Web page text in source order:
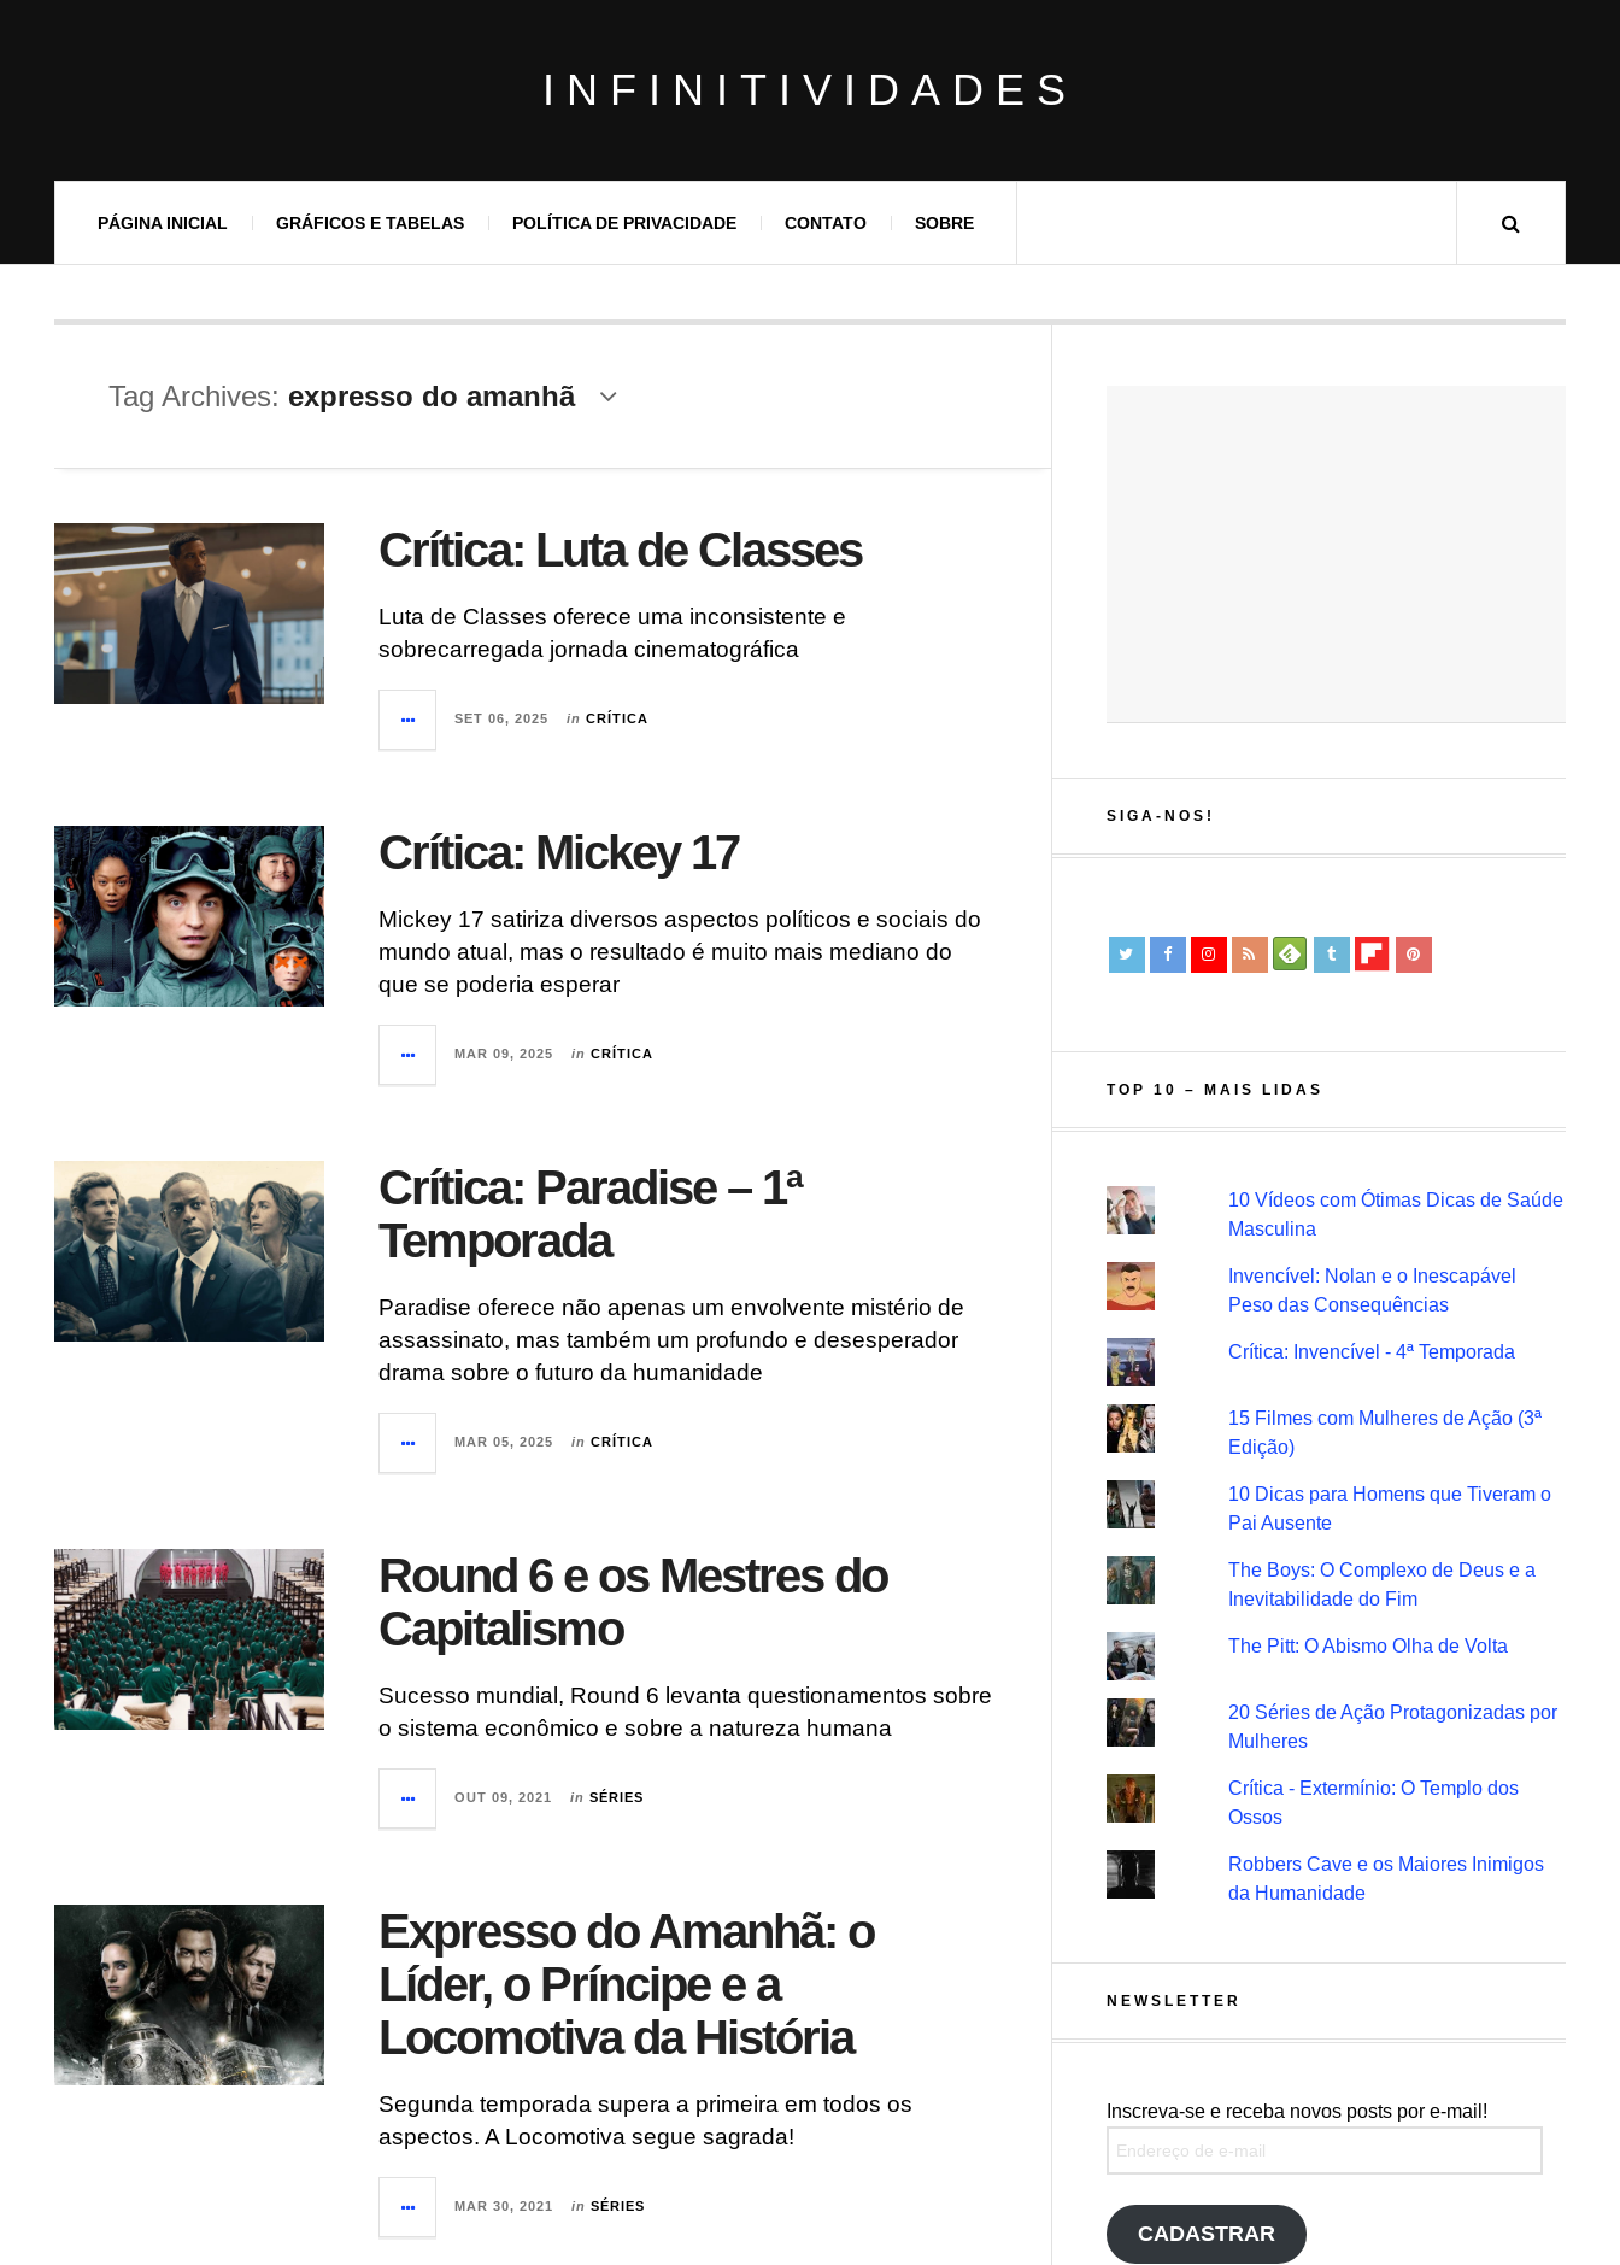
INFINITIVIDADES
PÁGINA INICIAL GRÁFICOS E TABELAS POLÍTICA DE PRIVACIDADE CONTATO SOBRE
Tag Archives: expresso do amanhã
Crítica: Luta de Classes
Luta de Classes oferece uma inconsistente e
sobrecarregada jornada cinematográfica
SET 06, 2025 in CRÍTICA
Crítica: Mickey 17
Mickey 17 satiriza diversos aspectos políticos e sociais do
mundo atual, mas o resultado é muito mais mediano do
que se poderia esperar
MAR 09, 2025 in CRÍTICA
Crítica: Paradise – 1ª
Temporada
Paradise oferece não apenas um envolvente mistério de
assassinato, mas também um profundo e desesperador
drama sobre o futuro da humanidade
MAR 05, 2025 in CRÍTICA
Round 6 e os Mestres do
Capitalismo
Sucesso mundial, Round 6 levanta questionamentos sobre
o sistema econômico e sobre a natureza humana
OUT 09, 2021 in SÉRIES
Expresso do Amanhã: o
Líder, o Príncipe e a
Locomotiva da História
Segunda temporada supera a primeira em todos os
aspectos. A Locomotiva segue sagrada!
MAR 30, 2021 in SÉRIES
SIGA-NOS!
TOP 10 – MAIS LIDAS
10 Vídeos com Ótimas Dicas de Saúde
Masculina
Invencível: Nolan e o Inescapável
Peso das Consequências
Crítica: Invencível - 4ª Temporada
15 Filmes com Mulheres de Ação (3ª
Edição)
10 Dicas para Homens que Tiveram o
Pai Ausente
The Boys: O Complexo de Deus e a
Inevitabilidade do Fim
The Pitt: O Abismo Olha de Volta
20 Séries de Ação Protagonizadas por
Mulheres
Crítica - Extermínio: O Templo dos
Ossos
Robbers Cave e os Maiores Inimigos
da Humanidade
NEWSLETTER
Inscreva-se e receba novos posts por e-mail!
CADASTRAR